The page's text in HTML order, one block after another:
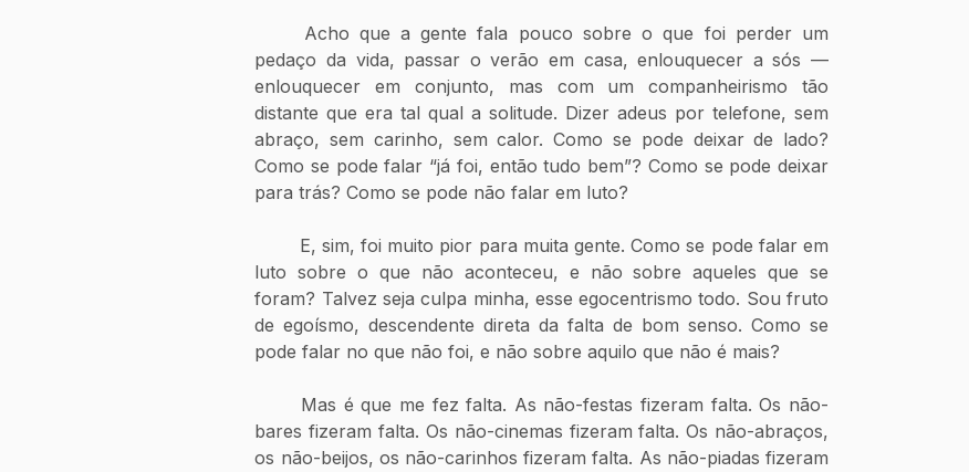
pedaço da vida, passar o verão em casa, enlouquecer a sós —
enlouquecer em conjunto, mas com um companheirismo tão
distante que era tal qual a solitude. Dizer adeus por telefone, sem
abraço, sem carinho, sem calor. Como se pode deixar de lado?
Como se pode falar “já foi, então tudo bem”? Como se pode deixar
para trás? Como se pode não falar em luto?
luto sobre o que não aconteceu, e não sobre aqueles que se
foram? Talvez seja culpa minha, esse egocentrismo todo. Sou fruto
de egoísmo, descendente direta da falta de bom senso. Como se
pode falar no que não foi, e não sobre aquilo que não é mais?
bares fizeram falta. Os não-cinemas fizeram falta. Os não-abraços,
os não-beijos, os não-carinhos fizeram falta. As não-piadas fizeram